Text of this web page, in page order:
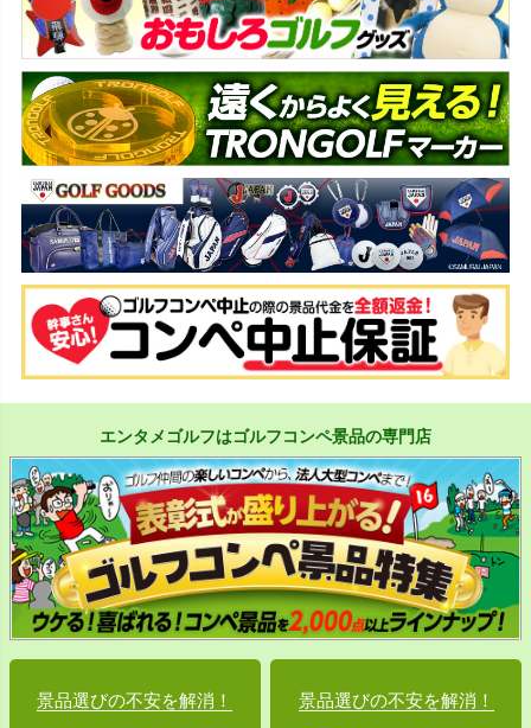
エンタメゴルフはゴルフコンペ景品の専門店
景品選びの不安を解消！ 景品選びの不安を解消！